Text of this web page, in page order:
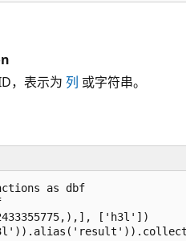
，表示为 列 或字符串。
as dbf
['h3l'])